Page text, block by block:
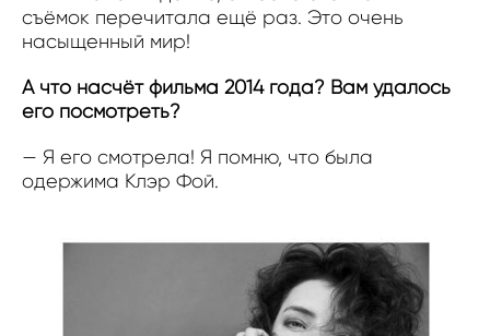
съёмок перечитала ещё раз. Это очень
насыщенный мир!
А что насчёт фильма 2014 года? Вам удалось
его посмотреть?
— Я его смотрела! Я помню, что была
одержима Клэр Фой.